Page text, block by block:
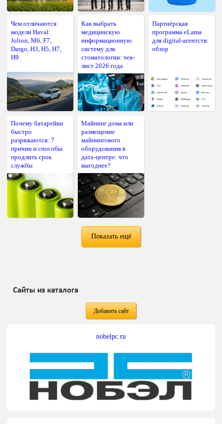
Чем отличаются
модели Haval:
Jolion, M6, F7,
Dargo, H3, H5, H7,
H9
Как выбрать
медицинскую
информационную
систему для
стоматологии: чек-
лист 2026 года
Партнёрская
программа eLama
для digital-агентств:
обзор
Почему батарейки
быстро
разряжаются: 7
причин и способы
продлить срок
службы
Майнинг дома или
размещение
майнингового
оборудования в
дата-центре: что
выгоднее?
Показать ещё
Сайты из каталога
Добавить сайт
nobelpc.ru